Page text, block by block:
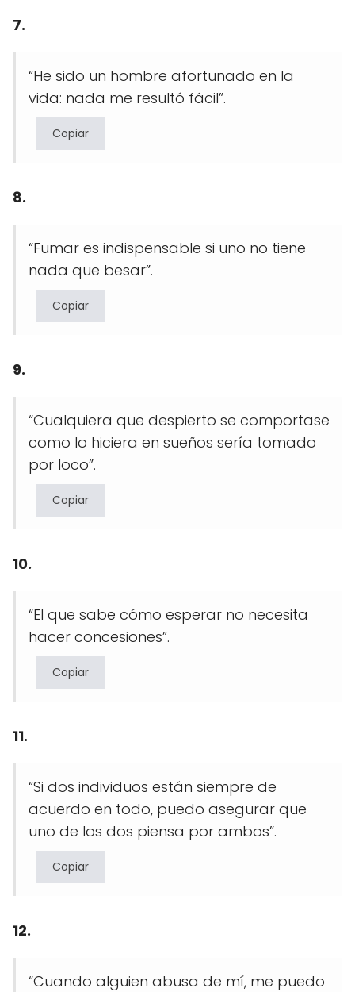
7.
“He sido un hombre afortunado en la
vida: nada me resultó fácil”.
Copiar
8.
“Fumar es indispensable si uno no tiene
nada que besar”.
Copiar
9.
“Cualquiera que despierto se comportase
como lo hiciera en sueños sería tomado
por loco”.
Copiar
10.
“El que sabe cómo esperar no necesita
hacer concesiones”.
Copiar
11.
“Si dos individuos están siempre de
acuerdo en todo, puedo asegurar que
uno de los dos piensa por ambos”.
Copiar
12.
“Cuando alguien abusa de mí, me puedo